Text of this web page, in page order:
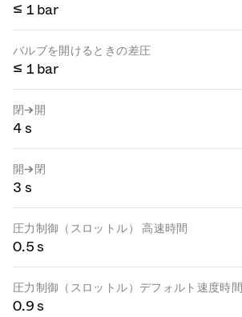
≤ 1 bar
バルブを開けるときの差圧
≤ 1 bar
閉→開
4 s
開→閉
3 s
圧力制御（スロットル） 高速時間
0.5 s
圧力制御（スロットル）デフォルト速度時間
0.9 s